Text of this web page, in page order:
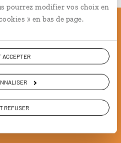
pourrez modifier vos choix en
» en bas de page.
ACCEPTER
REFUSER
avec
ne sommes pas les seuls
sur mesure,mais nous
atouts qui font